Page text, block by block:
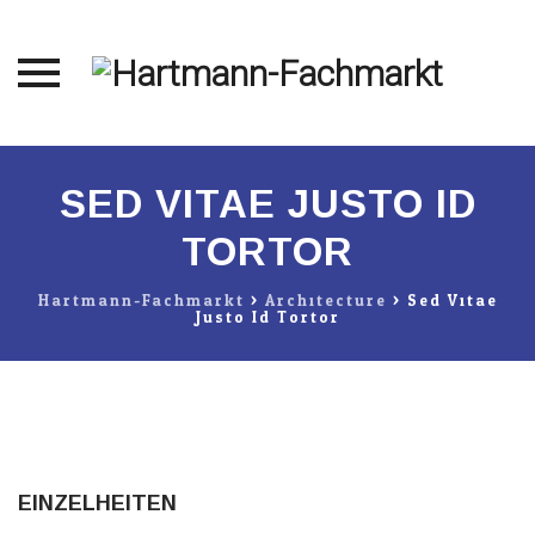
SED VITAE JUSTO ID
TORTOR
Hartmann-Fachmarkt > Architecture > Sed Vitae
Justo Id Tortor
EINZELHEITEN